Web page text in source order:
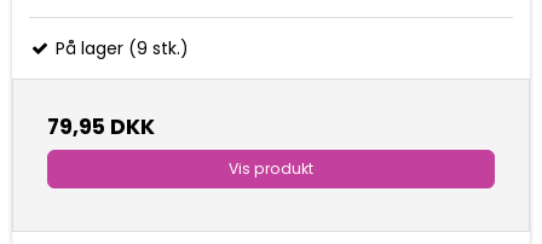
På lager (9 stk.)
79,95 DKK
Vis produkt